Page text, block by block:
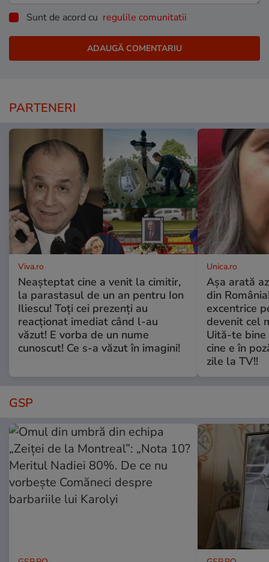
Sunt de acord cu regulile comunitatii
PARTENERI
Viva.ro
Neașteptat cine a venit la cimitir,
la parastasul de un an pentru Ion
Iliescu! Toți cei prezenți au
reacționat imediat când l-au
văzut! E vorba de un nume
cunoscut! Ce s-a văzut în imagini!
Unica.ro
Așa arată
din
excentrice
devenit cel
Uită-te bine
cine e în
zile la TV!!
GSP